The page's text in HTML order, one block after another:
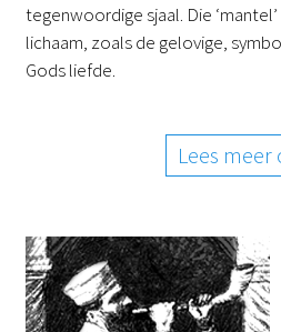
tegenwoordige sjaal. Die
lichaam, zoals de gelovige,
Gods liefde.
Lees meer